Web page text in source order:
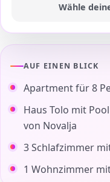
AUF EINEN BLICK
Apartment für 8
Haus Tolo mit
von Novalja
3 Schlafzimmer
1 Wohnzimmer
Wähle